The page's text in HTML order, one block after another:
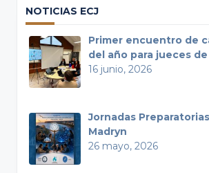
NOTICIAS ECJ
Primer encuentro de
del año para jueces
16 junio, 2026
Jornadas
Madryn
26 mayo, 2026